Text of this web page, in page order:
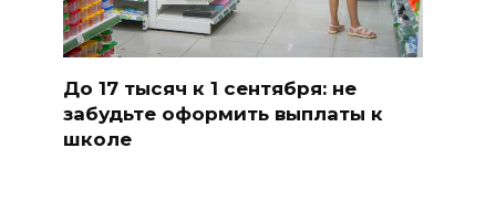
До 17 тысяч к 1 сентября: не
забудьте оформить выплаты к
школе